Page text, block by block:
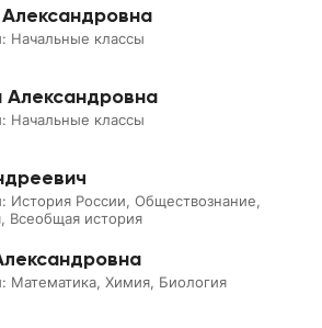
Начальные классы
Александровна
Начальные классы
История России, Обществознание,
Всеобщая история
Математика, Химия, Биология